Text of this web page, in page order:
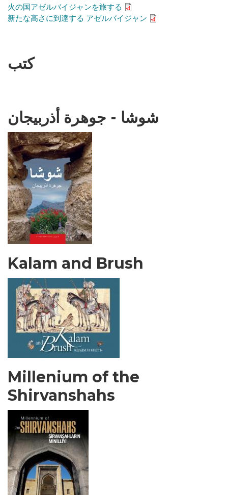
火の国アゼルバイジャンを旅する
新たな高さに到達する アゼルバイジャン
كتب
شوشا - جوهرة أذربيجان
Kalam and Brush
Millenium of the
Shirvanshahs